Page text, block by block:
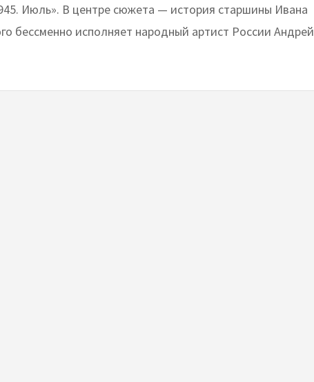
Июль». В центре сюжета — история старшины Ивана
бессменно исполняет народный артист России Андрей